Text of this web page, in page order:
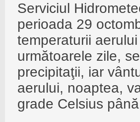
Serviciul
perioada 29
temperaturii
următoarele zile,
precipitaţii, iar
aerului, noaptea,
grade Celsius